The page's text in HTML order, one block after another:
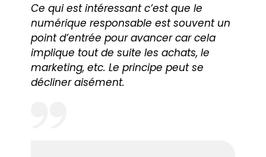
Ce qui est intéressant c’est que le
numérique responsable est souvent un
point d’entrée pour avancer car cela
implique tout de suite les achats, le
marketing, etc. Le principe peut se
décliner aisément.